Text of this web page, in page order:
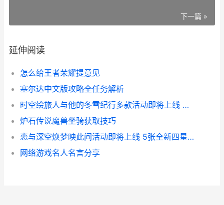
下一篇 »
延伸阅读
怎么给王者荣耀提意见
塞尔达中文版攻略全任务解析
时空绘旅人与他的冬雪纪行多款活动即将上线 时空的绘旅人角色立绘
炉石传说魔兽坐骑获取技巧
恋与深空焕梦映此间活动即将上线 5张全新四星思念免费领 恋与深空知乎
网络游戏名人名言分享